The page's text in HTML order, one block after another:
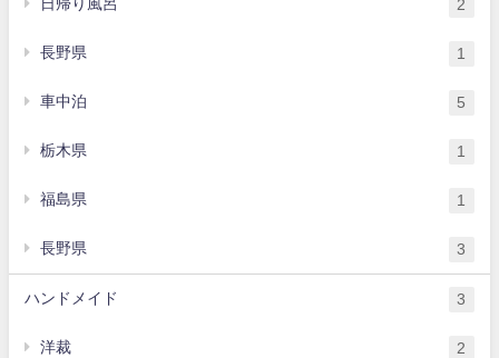
日帰り風呂 2
長野県 1
車中泊 5
栃木県 1
福島県 1
長野県 3
ハンドメイド 3
洋裁 2